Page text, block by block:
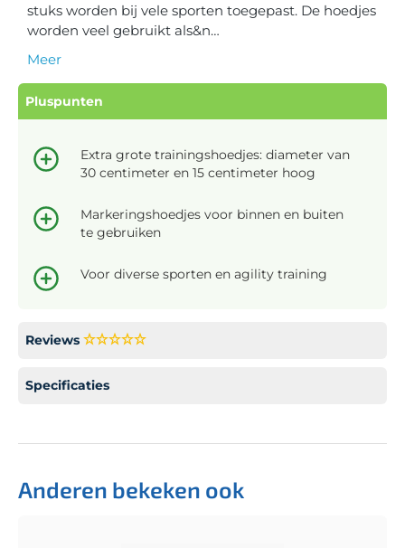
stuks worden bij vele sporten toegepast. De hoedjes
worden veel gebruikt als&n…
Meer
Pluspunten
Extra grote trainingshoedjes: diameter van
30 centimeter en 15 centimeter hoog
Markeringshoedjes voor binnen en buiten
te gebruiken
Voor diverse sporten en agility training
Reviews
Specificaties
Anderen bekeken ook